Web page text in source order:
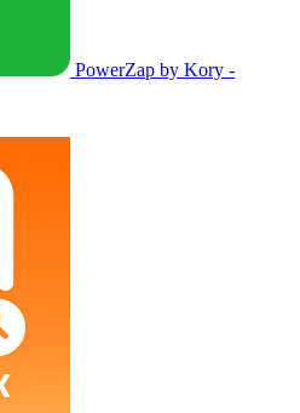
PowerZap by Kory -